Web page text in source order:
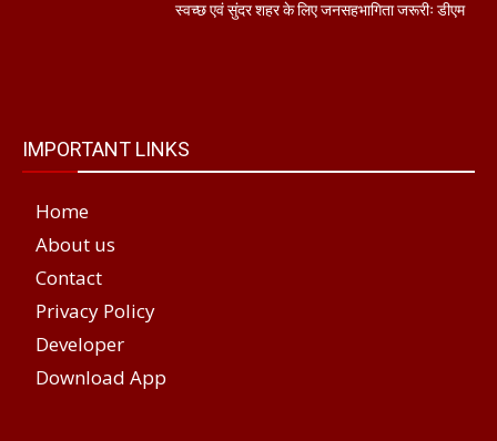
स्वच्छ एवं सुंदर शहर के लिए जनसहभागिता जरूरीः डीएम
IMPORTANT LINKS
Home
About us
Contact
Privacy Policy
Developer
Download App